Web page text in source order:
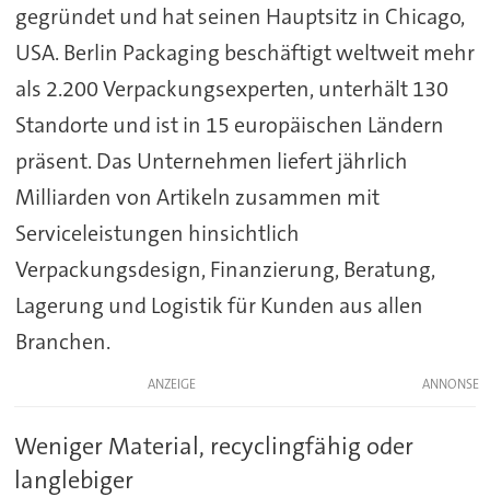
gegründet und hat seinen Hauptsitz in Chicago,
USA. Berlin Packaging beschäftigt weltweit mehr
als 2.200 Verpackungsexperten, unterhält 130
Standorte und ist in 15 europäischen Ländern
präsent. Das Unternehmen liefert jährlich
Milliarden von Artikeln zusammen mit
Serviceleistungen hinsichtlich
Verpackungsdesign, Finanzierung, Beratung,
Lagerung und Logistik für Kunden aus allen
Branchen.
ANZEIGE
Weniger Material, recyclingfähig oder
langlebiger